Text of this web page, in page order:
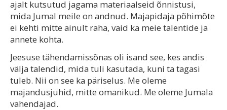
ajalt kutsutud jagama materiaalseid õnnistusi,
mida Jumal meile on andnud. Majapidaja põhimõte
ei kehti mitte ainult raha, vaid ka meie talentide ja
annete kohta.
Jeesuse tähendamissõnas oli isand see, kes andis
välja talendid, mida tuli kasutada, kuni ta tagasi
tuleb. Nii on see ka päriselus. Me oleme
majandusjuhid, mitte omanikud. Me oleme Jumala
vahendajad.